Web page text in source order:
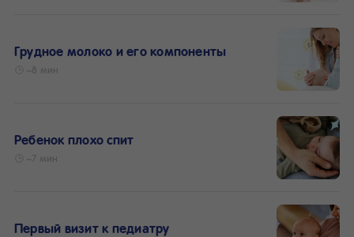
Грудное молоко и его компоненты
~8 мин
Ребенок плохо спит
~7 мин
Первый визит к педиатру